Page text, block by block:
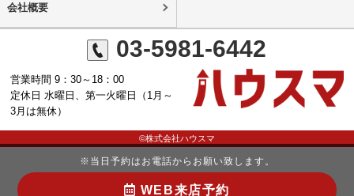
会社概要
03-5981-6442
営業時間 9：30～18：00
定休日 水曜日、第一火曜日（1月～
3月は無休）
©株式会社ハウスマ
※当日予約はお電話からお願い致します。
WEB来店予約